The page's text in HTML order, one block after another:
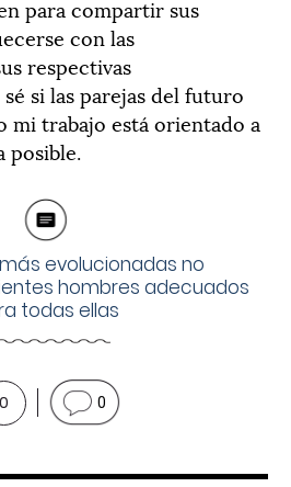
para compartir sus
con las
respectivas
si las parejas del futuro
mi trabajo está orientado a
posible.
evolucionadas no
hombres adecuados
todas ellas
0 0